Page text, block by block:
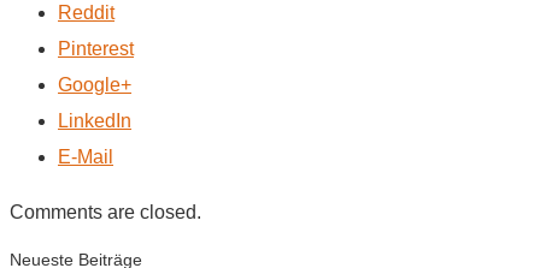
Reddit
Pinterest
Google+
LinkedIn
E-Mail
Comments are closed.
Neueste Beiträge